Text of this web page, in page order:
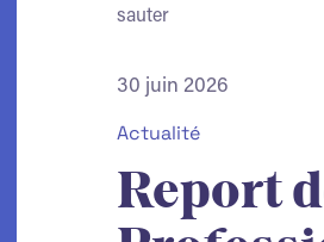
sauter
30 juin 2026
Actualité
Report